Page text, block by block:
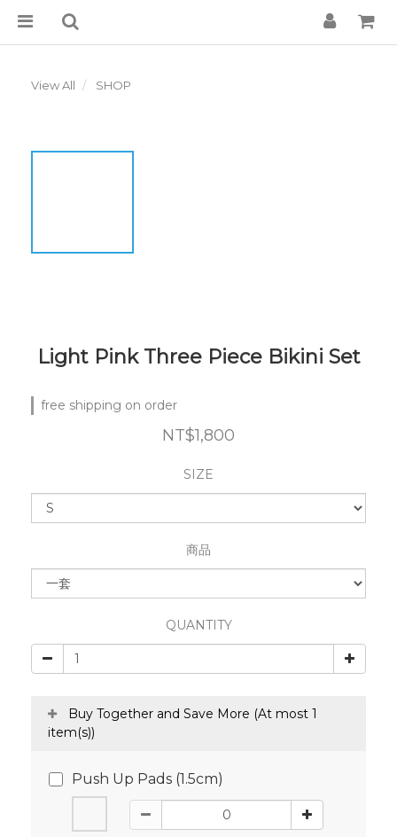
View All SHOP
Light Pink Three Piece Bikini Set
free shipping on order
NT$1,800
SIZE
商品
QUANTITY
Buy Together and Save More (At most 1
item(s))
Push Up Pads (1.5cm)